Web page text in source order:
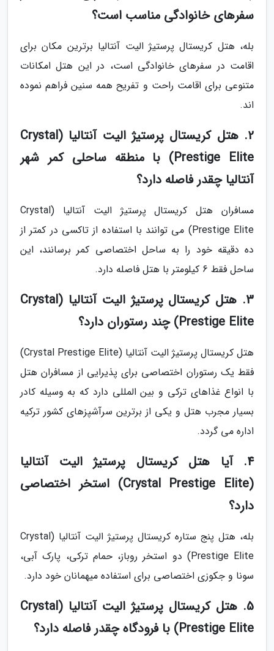
سفرهای خانوادگی مناسب است؟
بله، هتل کریستال پرستیژ الیت آنتالیا برترین مکان برای
اقامت در سفرهای خانوادگی است، در این هتل امکانات
متنوعی برای اقامت راحت و تفریح همه سنین فراهم نموده
اند.
2. هتل کریستال پرستیژ الیت آنتالیا (Crystal
Prestige Elite) با منطقه ساحلی کمر شهر
آنتالیا چقدر فاصله دارد؟
مسافران هتل کریستال پرستیژ الیت آنتالیا (Crystal
Prestige Elite) می توانند با استفاده از تاکسی در کمتر از
ده دقیقه خود را به ساحل اختصاصی کمر برسانند، این
ساحل فقط 6 کیلومتر با هتل فاصله دارد.
3. هتل کریستال پرستیژ الیت آنتالیا (Crystal
Prestige Elite) چند رستوران دارد؟
هتل کریستال پرستیژ الیت آنتالیا (Crystal Prestige Elite)
فقط یک رستوران اختصاصی برای پذیرایی از مسافران هتل
با انواع غذاهای ترکی و بین المللی دارد که به وسیله کادر
بسیار مجرب هتل و یکی از برترین سرآشپزهای کشور ترکیه
اداره می گردد.
4. آیا هتل کریستال پرستیژ الیت آنتالیا
(Crystal Prestige Elite) استخر اختصاصی
دارد؟
بله، هتل پنج ستاره کریستال پرستیژ الیت آنتالیا (Crystal
Prestige Elite) دو استخر روباز، حمام ترکی، پارک آبی،
سونا و جکوزی اختصاصی برای استفاده میهمانان خود دارد.
5. هتل کریستال پرستیژ الیت آنتالیا (Crystal
Prestige Elite) با فرودگاه چقدر فاصله دارد؟